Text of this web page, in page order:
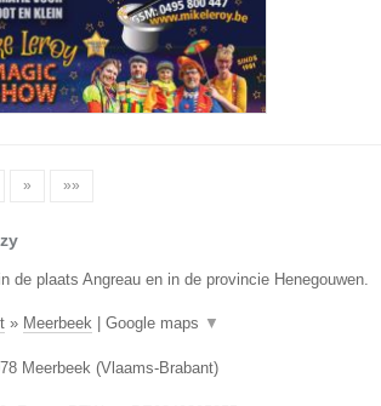
» »»
de plaats Angreau en in de provincie Henegouwen.
» Meerbeek Google maps ▼
Meerbeek (Vlaams-Brabant)